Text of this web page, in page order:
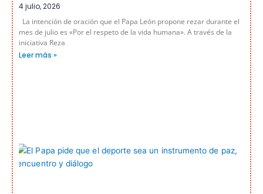
4 julio, 2026
La intención de oración que el Papa León propone rezar durante el
mes de julio es «Por el respeto de la vida humana». A través de la
iniciativa Reza
Leer más »